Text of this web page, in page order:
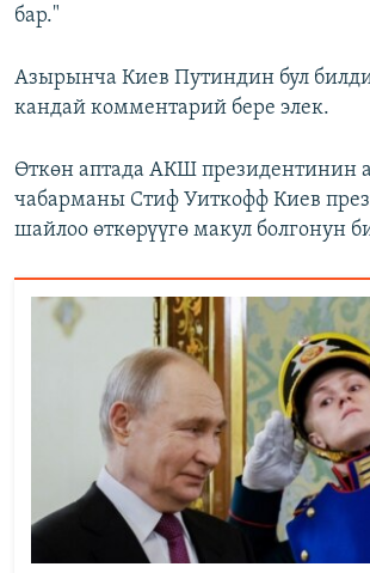
бар."
Азырынча Киев Путиндин бул
кандай комментарий бере элек.
Өткөн аптада АКШ президентинин
чабарманы Стиф Уиткофф Киев
шайлоо өткөрүүгө макул болгонун